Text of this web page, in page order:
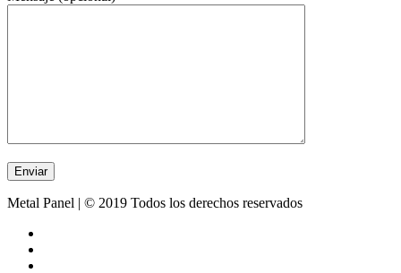
Metal Panel | © 2019 Todos los derechos reservados